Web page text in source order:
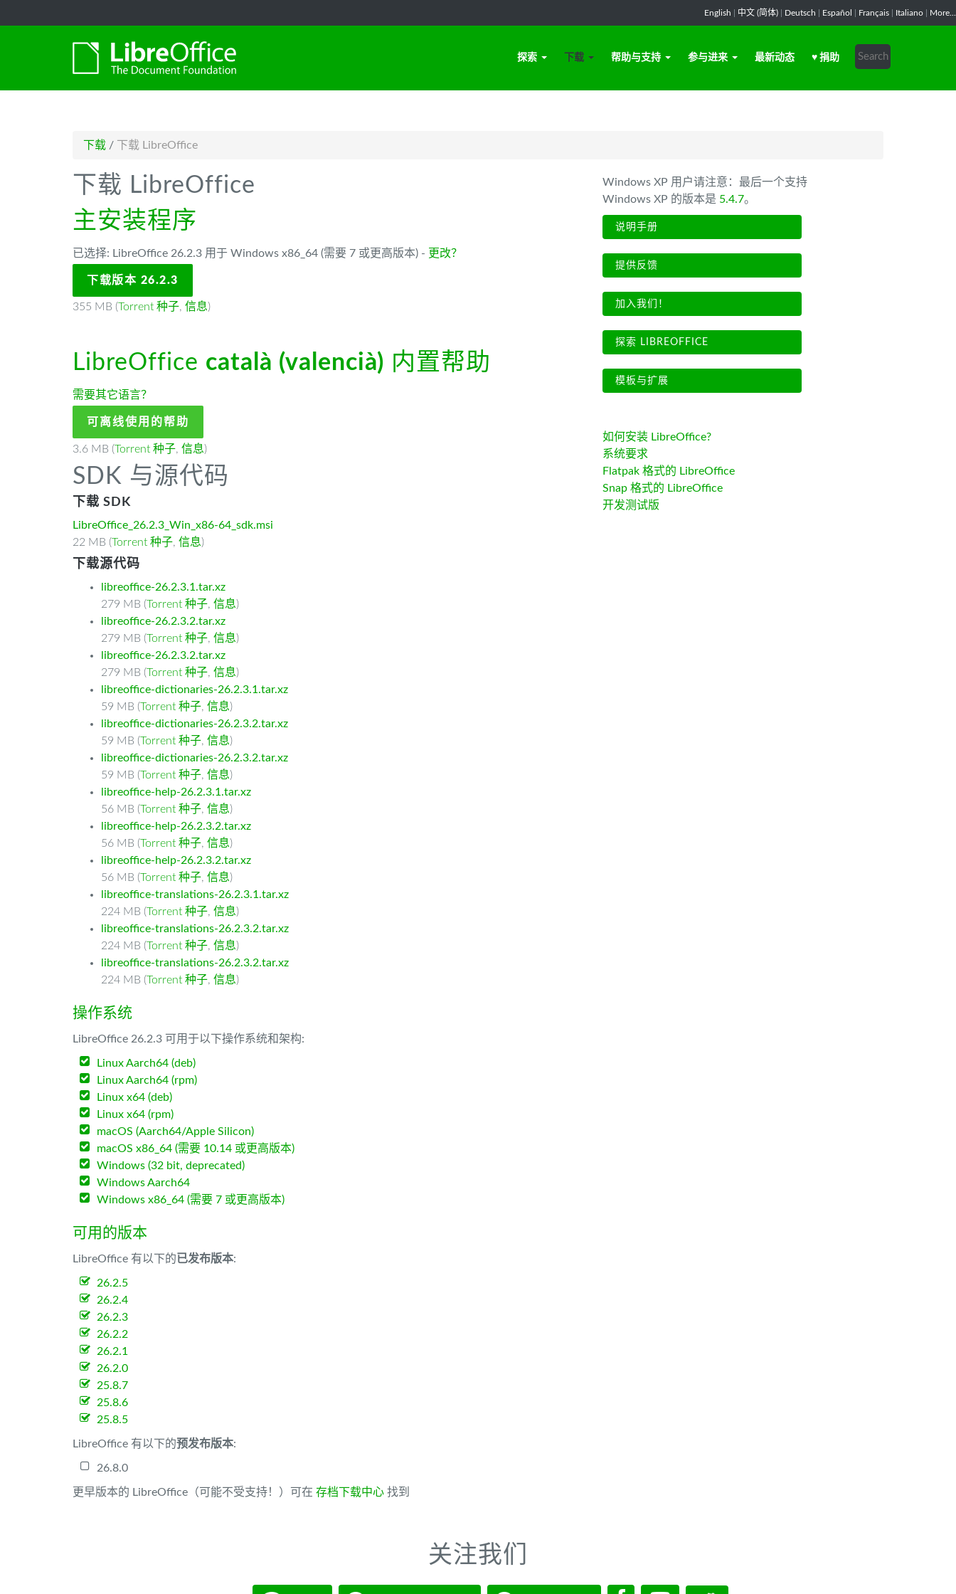
English 中文 (简体) Deutsch Español Français Italiano More...
探索 下载 帮助与支持 参与进来 最新动态 ♥ 捐助
下载 / 下载 LibreOffice
下载 LibreOffice
主安装程序
已选择: LibreOffice 26.2.3 用于 Windows x86_64 (需要 7 或更高版本) - 更改？
下载版本 26.2.3
355 MB (Torrent 种子, 信息)
LibreOffice català (valencià) 内置帮助
需要其它语言？
可离线使用的帮助
3.6 MB (Torrent 种子, 信息)
SDK 与源代码
下载 SDK
LibreOffice_26.2.3_Win_x86-64_sdk.msi
22 MB (Torrent 种子, 信息)
下载源代码
libreoffice-26.2.3.1.tar.xz
279 MB (Torrent 种子, 信息)
libreoffice-26.2.3.2.tar.xz
279 MB (Torrent 种子, 信息)
libreoffice-26.2.3.2.tar.xz
279 MB (Torrent 种子, 信息)
libreoffice-dictionaries-26.2.3.1.tar.xz
59 MB (Torrent 种子, 信息)
libreoffice-dictionaries-26.2.3.2.tar.xz
59 MB (Torrent 种子, 信息)
libreoffice-dictionaries-26.2.3.2.tar.xz
59 MB (Torrent 种子, 信息)
libreoffice-help-26.2.3.1.tar.xz
56 MB (Torrent 种子, 信息)
libreoffice-help-26.2.3.2.tar.xz
56 MB (Torrent 种子, 信息)
libreoffice-help-26.2.3.2.tar.xz
56 MB (Torrent 种子, 信息)
libreoffice-translations-26.2.3.1.tar.xz
224 MB (Torrent 种子, 信息)
libreoffice-translations-26.2.3.2.tar.xz
224 MB (Torrent 种子, 信息)
libreoffice-translations-26.2.3.2.tar.xz
224 MB (Torrent 种子, 信息)
操作系统
LibreOffice 26.2.3 可用于以下操作系统和架构:
Linux Aarch64 (deb)
Linux Aarch64 (rpm)
Linux x64 (deb)
Linux x64 (rpm)
macOS (Aarch64/Apple Silicon)
macOS x86_64 (需要 10.14 或更高版本)
Windows (32 bit, deprecated)
Windows Aarch64
Windows x86_64 (需要 7 或更高版本)
可用的版本
LibreOffice 有以下的已发布版本:
26.2.5
26.2.4
26.2.3
26.2.2
26.2.1
26.2.0
25.8.7
25.8.6
25.8.5
LibreOffice 有以下的预发布版本:
26.8.0
更早版本的 LibreOffice（可能不受支持！）可在 存档下载中心 找到
Windows XP 用户请注意：最后一个支持
Windows XP 的版本是 5.4.7。
说明手册
提供反馈
加入我们！
探索 LIBREOFFICE
模板与扩展
如何安装 LibreOffice?
系统要求
Flatpak 格式的 LibreOffice
Snap 格式的 LibreOffice
开发测试版
关注我们